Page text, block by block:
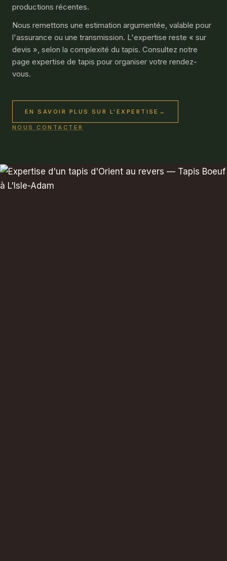
productions récentes.
Nous remettons une estimation argumentée, valable pour
l'assurance ou une transmission. L'expertise reste « sur
devis », selon la complexité du tapis. Consultez notre
page expertise de tapis pour organiser votre rendez-
vous.
EN SAVOIR PLUS SUR L'EXPERTISE →
NOUS CONTACTER